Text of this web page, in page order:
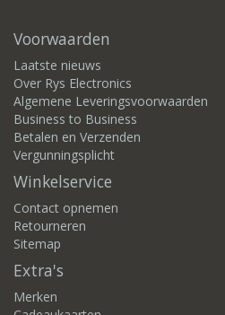
Voorwaarden
Laatste nieuws
Over Rys Electronics
Algemene Leveringsvoorwaarden
Business to Business
Betalen en Verzenden
Vergunningsplicht
Winkelservice
Contact opnemen
Retourneren
Sitemap
Extra's
Merken